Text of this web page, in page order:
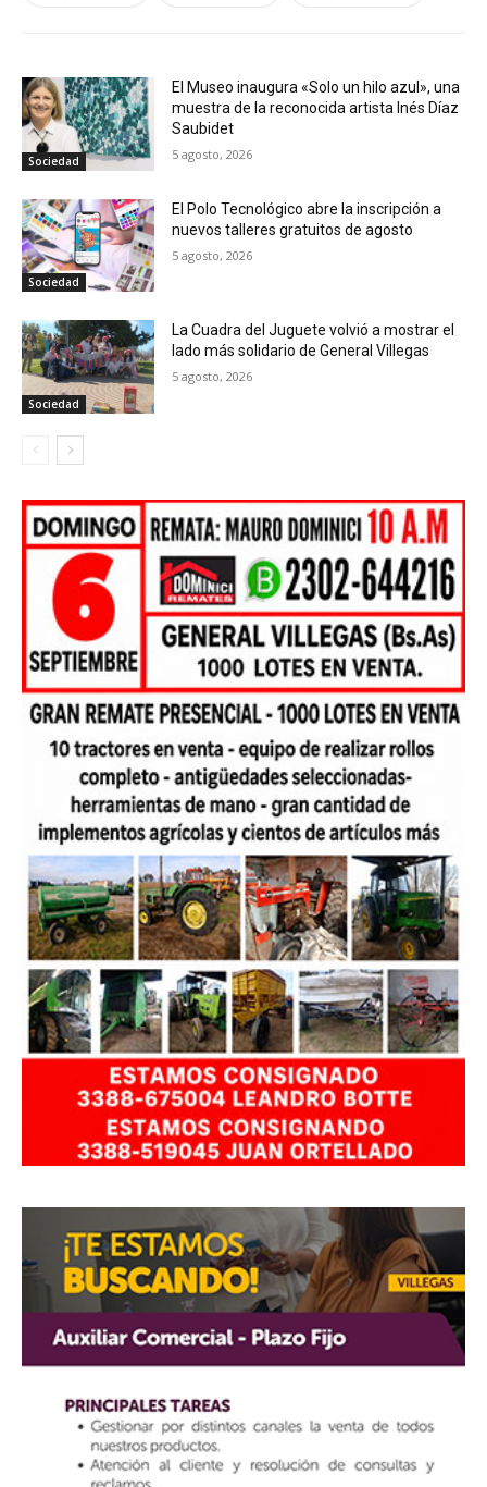
Sociedad
El Museo inaugura «Solo un hilo azul», una
muestra de la reconocida artista Inés Díaz
Saubidet
5 agosto, 2026
Sociedad
El Polo Tecnológico abre la inscripción a
nuevos talleres gratuitos de agosto
5 agosto, 2026
Sociedad
La Cuadra del Juguete volvió a mostrar el
lado más solidario de General Villegas
5 agosto, 2026